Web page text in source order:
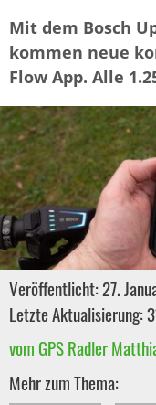
Mit dem Bosch
kommen neue
Flow App. Alle
Veröffentlicht: 27.
Letzte Aktualisierung:
vom GPS Radler
Mehr zum Thema: